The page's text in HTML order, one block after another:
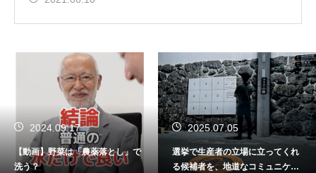
2024.09.17
【動画】野菜は「農薬落とし」で
洗う？
2025.07.05
選挙で生産者の立場に立ってくれ
る候補者を、地道なコミュニケー